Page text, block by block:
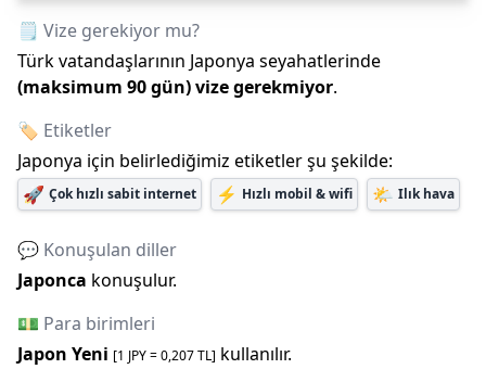
🗒️ Vize gerekiyor mu?
Türk vatandaşlarının Japonya seyahatlerinde
(maksimum 90gün)vize gerekmiyor.
🏷️ Etiketler
Japonya için belirlediğimiz etiketler şu şekilde:
🚀 Çok hızlı sabit internet ⚡ Hızlı mobil & wifi 🌤️ Ilık hava
💬 Konuşulan diller
Japonca konuşulur.
💵 Para birimleri
Japon Yeni [1 JPY=0,207TL] kullanılır.